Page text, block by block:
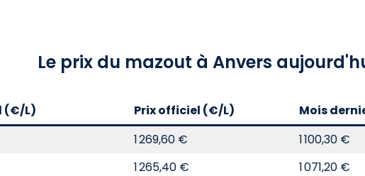
Le prix du mazout à Anvers
(€/L) Prix officiel (€/L)
Mois
1 269,60 €
1 100,30 €
1 265,40 €
1 071,20 €